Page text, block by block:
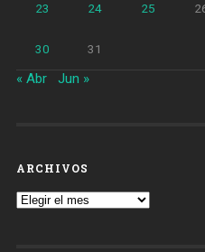
23 24 25
30 31
« Abr Jun »
ARCHIVOS
Archivos